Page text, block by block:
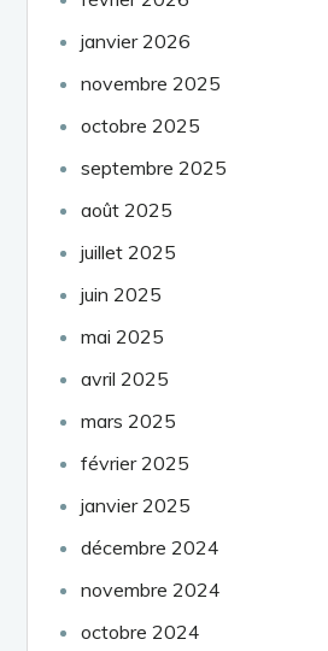
janvier 2026
novembre 2025
octobre 2025
septembre 2025
août 2025
juillet 2025
juin 2025
mai 2025
avril 2025
mars 2025
février 2025
janvier 2025
décembre 2024
novembre 2024
octobre 2024